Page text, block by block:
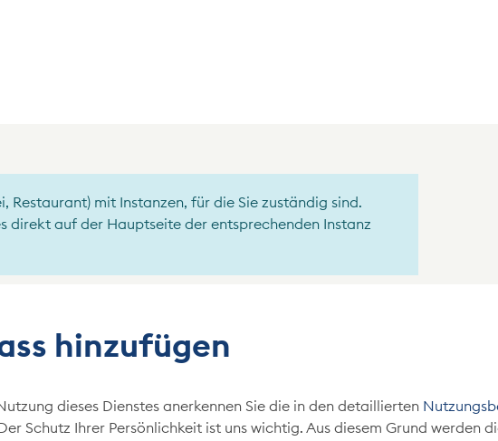
Restaurant) mit Instanzen, für die Sie zuständig sind.
direkt auf der Hauptseite der entsprechenden Instanz
hinzufügen
dieses Dienstes anerkennen Sie die in den detaillierten
Schutz Ihrer Persönlichkeit ist uns wichtig. Aus diesem Grund werden